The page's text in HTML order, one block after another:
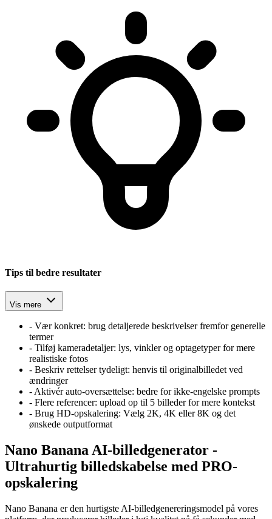
Tips til bedre resultater
Vis mere
- Vær konkret: brug detaljerede beskrivelser fremfor generelle
termer
- Tilføj kameradetaljer: lys, vinkler og optagetyper for mere
realistiske fotos
- Beskriv rettelser tydeligt: henvis til originalbilledet ved
ændringer
- Aktivér auto‑oversættelse: bedre for ikke‑engelske prompts
- Flere referencer: upload op til 5 billeder for mere kontekst
- Brug HD-opskalering: Vælg 2K, 4K eller 8K og det
ønskede outputformat
Nano Banana AI-billedgenerator -
Ultrahurtig billedskabelse med PRO-
opskalering
Nano Banana er den hurtigste AI-billedgenereringsmodel på vores